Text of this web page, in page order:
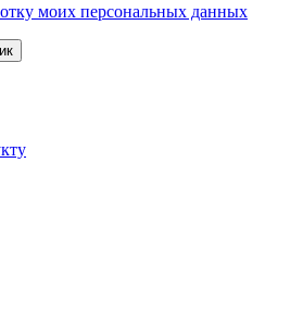
моих персональных данных